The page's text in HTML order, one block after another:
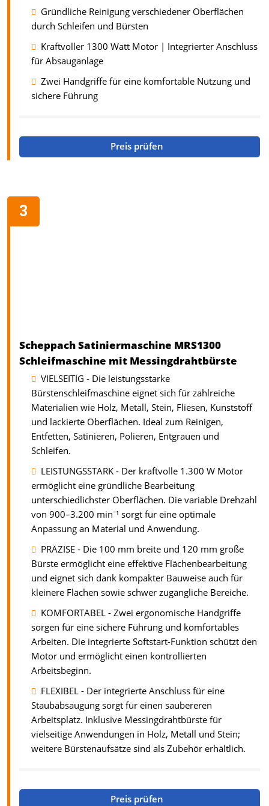
Gründliche Reinigung verschiedener Oberflächen
durch Schleifen und Bürsten
Kraftvoller 1300 Watt Motor | Integrierter Anschluss
für Absauganlage
Zwei Handgriffe für eine komfortable Nutzung und
sichere Führung
Preis prüfen
Scheppach Satiniermaschine MRS1300
Schleifmaschine mit Messingdrahtbürste
VIELSEITIG - Die leistungsstarke
Bürstenschleifmaschine eignet sich für zahlreiche
Materialien wie Holz, Metall, Stein, Fliesen, Kunststoff
und lackierte Oberflächen. Ideal zum Reinigen,
Entfetten, Satinieren, Polieren, Entgrauen und
Schleifen.
LEISTUNGSSTARK - Der kraftvolle 1.300 W Motor
ermöglicht eine gründliche Bearbeitung
unterschiedlichster Oberflächen. Die variable Drehzahl
von 900–3.200 min⁻¹ sorgt für eine optimale
Anpassung an Material und Anwendung.
PRÄZISE - Die 100 mm breite und 120 mm große
Bürste ermöglicht eine effektive Flächenbearbeitung
und eignet sich dank kompakter Bauweise auch für
kleinere Flächen sowie schwer zugängliche Bereiche.
KOMFORTABEL - Zwei ergonomische Handgriffe
sorgen für eine sichere Führung und komfortables
Arbeiten. Die integrierte Softstart-Funktion schützt den
Motor und ermöglicht einen kontrollierten
Arbeitsbeginn.
FLEXIBEL - Der integrierte Anschluss für eine
Staubabsaugung sorgt für einen saubereren
Arbeitsplatz. Inklusive Messingdrahtbürste für
vielseitige Anwendungen in Holz, Metall und Stein;
weitere Bürstenaufsätze sind als Zubehör erhältlich.
Preis prüfen